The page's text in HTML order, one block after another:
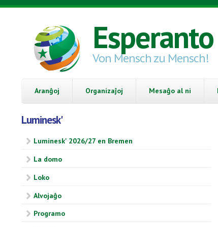
Skip to main content
Von Mensch zu Mensch!
Aranĝoj Organizaĵoj Mesaĝo al ni
Luminesk'
Luminesk' 2026/27 en Bremen
La domo
Loko
Alvojaĝo
Programo